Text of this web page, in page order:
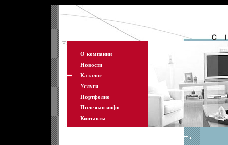
О компании
Новости
Каталог
Услуги
Портфолио
Полезная инфо
Контакты